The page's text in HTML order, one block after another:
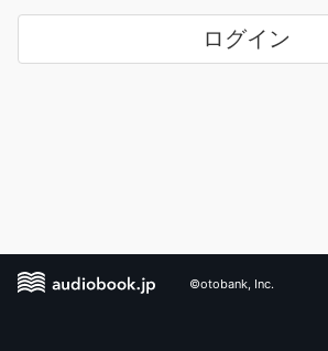
ログイン
©otobank, Inc.